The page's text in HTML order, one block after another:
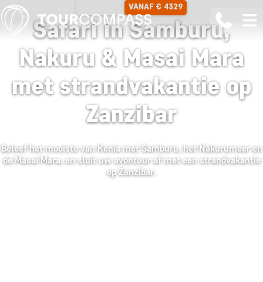
VANAF € 4329
Safari in Samburu,
Nakuru & Masai Mara
met strandvakantie op
Zanzibar
Beleef het mooiste van Kenia met Samburu, het Nakurumeer en
de Masai Mara, en sluit uw avontuur af met een strandvakantie
op Zanzibar.